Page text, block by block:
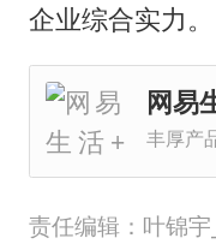
企业综合实力。
丰厚产
责任编辑：叶锦